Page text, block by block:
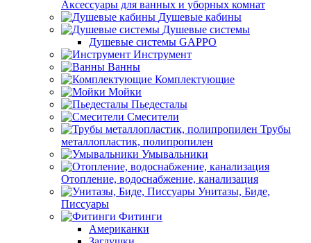
Аксессуары для ванных и уборных комнат
Душевые кабины
Душевые системы
Душевые системы GAPPO
Инструмент
Ванны
Комплектующие
Мойки
Пьедесталы
Смесители
Трубы
металлопластик, полипропилен
Умывальники
Отопление, водоснабжение, канализация
Унитазы, Биде,
Писсуары
Фитинги
Американки